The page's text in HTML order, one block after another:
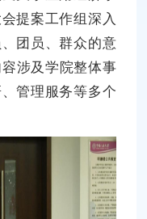
提案工作组深入
团员、群众的意
涉及学院整体事
管理服务等多个